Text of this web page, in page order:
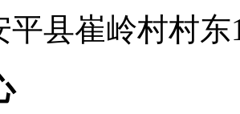
平县崔岭村村东